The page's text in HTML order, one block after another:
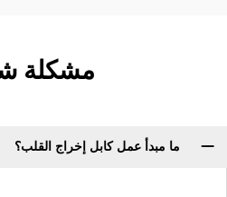
مشكلة
ما مبدأ عمل كابل إخراج القلب؟